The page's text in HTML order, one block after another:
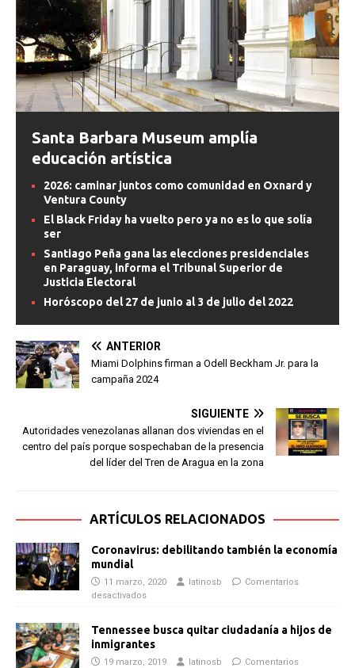
Santa Barbara Museum amplía
educación artística
2026: caminar juntos como comunidad en Oxnard y
Ventura County
El Black Friday ha vuelto pero ya no es lo que solía
ser
Santiago Peña gana las elecciones presidenciales
en Paraguay, informa el Tribunal Superior de
Justicia Electoral
Horóscopo del 27 de junio al 3 de julio del 2022
ANTERIOR
Miami Dolphins firman a Odell Beckham Jr. para la
campaña 2024
SIGUIENTE
Autoridades venezolanas allanan dos viviendas en el
centro del país porque sospechaban de la presencia
del líder del Tren de Aragua en la zona
ARTÍCULOS RELACIONADOS
Coronavirus: debilitando también la economía
mundial
11 marzo, 2020 latinosb
Comentarios
desactivados
Tennessee busca quitar ciudadanía a hijos de
inmigrantes
19 marzo, 2019 latinosb
Comentarios